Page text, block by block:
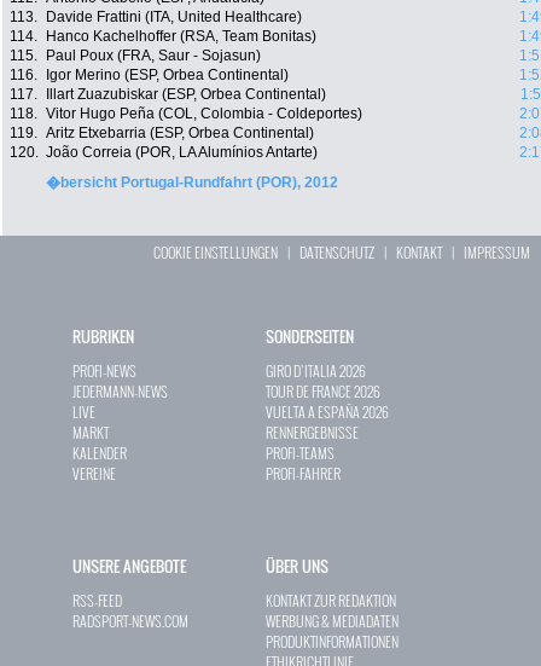
113.
Davide Frattini (ITA, United Healthcare)
114.
Hanco Kachelhoffer (RSA, Team Bonitas)
115.
Paul Poux (FRA, Saur - Sojasun)
116.
Igor Merino (ESP, Orbea Continental)
117.
Illart Zuazubiskar (ESP, Orbea Continental)
118. Vitor Hugo Peña (COL, Colombia - Coldeportes)
119. Aritz Etxebarria (ESP, Orbea Continental)
120. João Correia (POR, LA Alumínios Antarte)
�bersicht Portugal-Rundfahrt (POR), 2012
COOKIE EINSTELLUNGEN | DATENSCHUTZ | KONTAKT| IMPRESSUM
RUBRIKEN
PROFI-NEWS
JEDERMANN-NEWS
LIVE
MARKT
KALENDER
VEREINE
SONDERSEITEN
GIRO D`ITALIA 2026
TOUR DE FRANCE 2026
VUELTA A ESPAÑA 2026
RENNERGEBNISSE
PROFI-TEAMS
PROFI-FAHRER
UNSERE ANGEBOTE
RSS-FEED
RADSPORT-NEWS.COM
ÜBER UNS
KONTAKT ZUR REDAKTION
WERBUNG & MEDIADATEN
PRODUKTINFORMATIONEN